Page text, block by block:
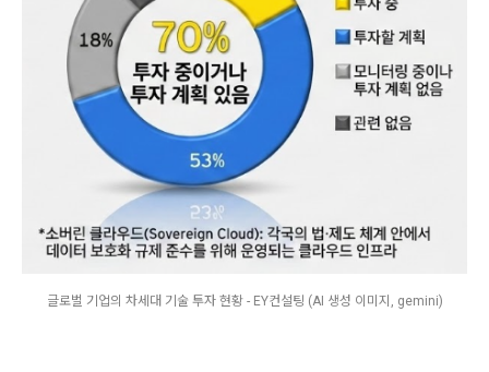
글로벌 기업의 차세대 기술 투자 현황 - EY컨설팅 (AI 생성 이미지, gemini)